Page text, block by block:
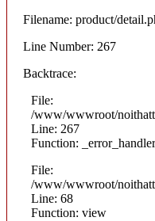
Filename: product/
Line Number: 267
Backtrace:
File:
/www/wwwroot/
Line: 267
Function: _error_handler
File:
/www/wwwroot/
Line: 68
Function: view